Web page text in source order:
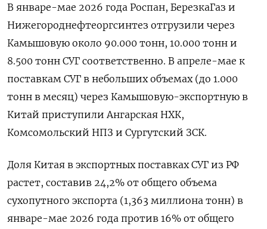
В январе-мае 2026 года Роспан, БерезкаГаз и
Нижегороднефтеоргсинтез отгрузили через
Камышовую около 90.000 тонн, 10.000 тонн и
8.500 тонн СУГ соответственно. ​В апреле-мае к
поставкам СУГ в небольших ⁠объемах (до 1.000
тонн в месяц) через Камышовую-экспортную в
Китай приступили Ангарская НХК,
Комсомольский НПЗ и Сургутский ЗСК.
Доля Китая в экспортных поставках СУГ из РФ
растет, составив 24,2% от общего ‌объема
сухопутного экспорта (1,363 миллиона тонн) в
январе-мае 2026 года против 16% от общего